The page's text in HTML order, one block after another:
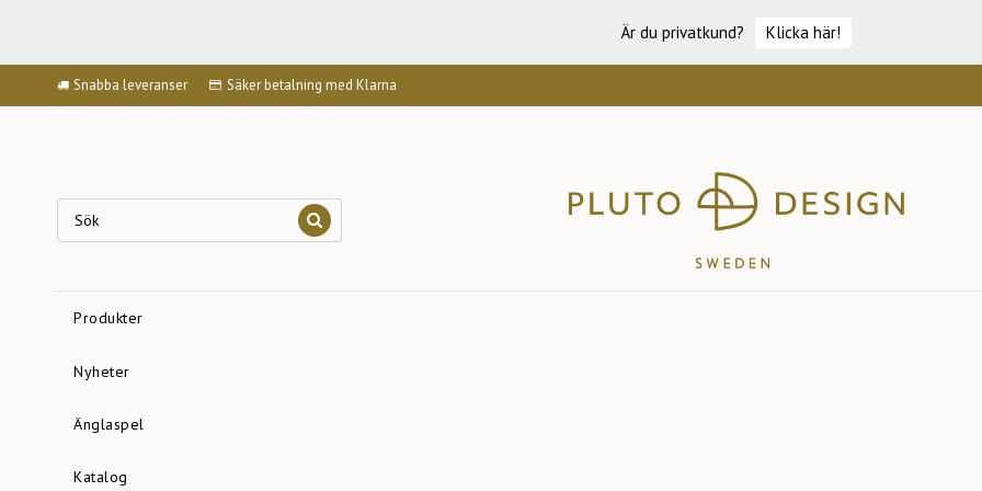
Är du privatkund? Klicka här!
Snabba leveranser Säker betalning med Klarna
Produkter
Nyheter
Änglaspel
Katalog